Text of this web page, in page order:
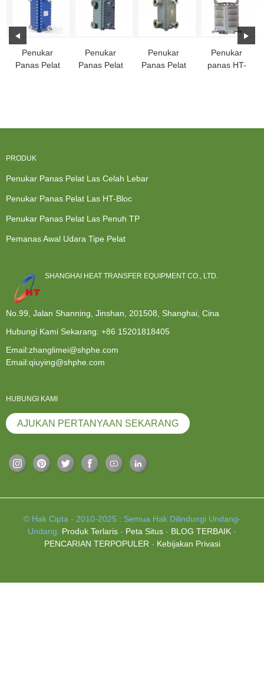
Penukar
Panas Pelat
Penukar
Panas Pelat
Penukar
Panas Pelat
Penukar
panas HT-
PRODUK
Penukar Panas Pelat Las Celah Lebar
Penukar Panas Pelat Las HT-Bloc
Penukar Panas Pelat Las Penuh TP
Pemanas Awal Udara Tipe Pelat
SHANGHAI HEAT TRANSFER EQUIPMENT CO., LTD.
No.99, Jalan Shanning, Jinshan, 201508, Shanghai, Cina
Hubungi Kami Sekarang: +86 15201818405
Email:zhanglimei@shphe.com
Email:qiuying@shphe.com
HUBUNGI KAMI
AJUKAN PERTANYAAN SEKARANG
© Hak Cipta - 2010-2025 : Semua Hak Dilindungi Undang-
Undang.
Produk Terlaris - Peta Situs - BLOG TERBAIK -
PENCARIAN TERPOPULER - Kebijakan Privasi